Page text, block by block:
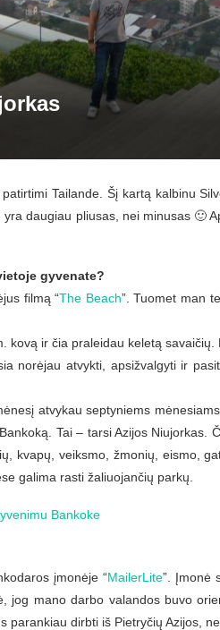
Tailande. Šį kartą kalbinu
daugiau pliusas, nei minusas 🙂
gyvenate?
filmą “The Beach”. Tuomet man
kovą ir čia praleidau keletą
norėjau atvykti, apsižvalgyti ir
atvykau septyniems
Tai – tarsi Azijos Niujorkas.
kvapų, veiksmo, žmonių, eismo,
galima rasti žaliuojančių parkų.
įmonėje “MailerLite”. Įmonė
jog mano darbo valandos buvo
dirbti iš Pietryčių Azijos,